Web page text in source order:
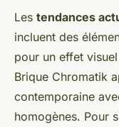
Les tendances
incluent des
pour un effet
Brique Chromatik
contemporaine
homogènes. Pour